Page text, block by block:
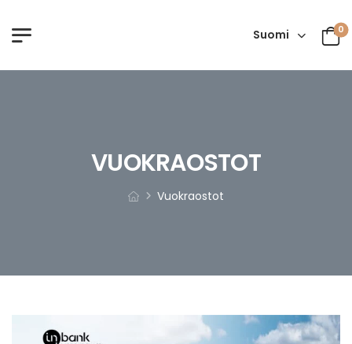
Suomi 0
VUOKRAOSTOT
Vuokraostot